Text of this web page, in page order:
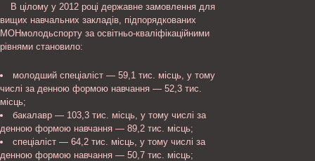
В цілому у 2012 році державне замовлення для
вищих навчальних закладів, підпорядкованих
МОНмолодьспорту за освітньо-кваліфікаційними
рівнями становило:
молодший спеціаліст — 59,1 тис. місць, у тому
числі за денною формою навчання — 52,3 тис.
місць;
бакалавр — 103,3 тис. місць, у тому числі за
денною формою навчання — 89,2 тис. місць;
спеціаліст — 64,2 тис. місць, у тому числі за
денною формою навчання — 50,7 тис. місць;